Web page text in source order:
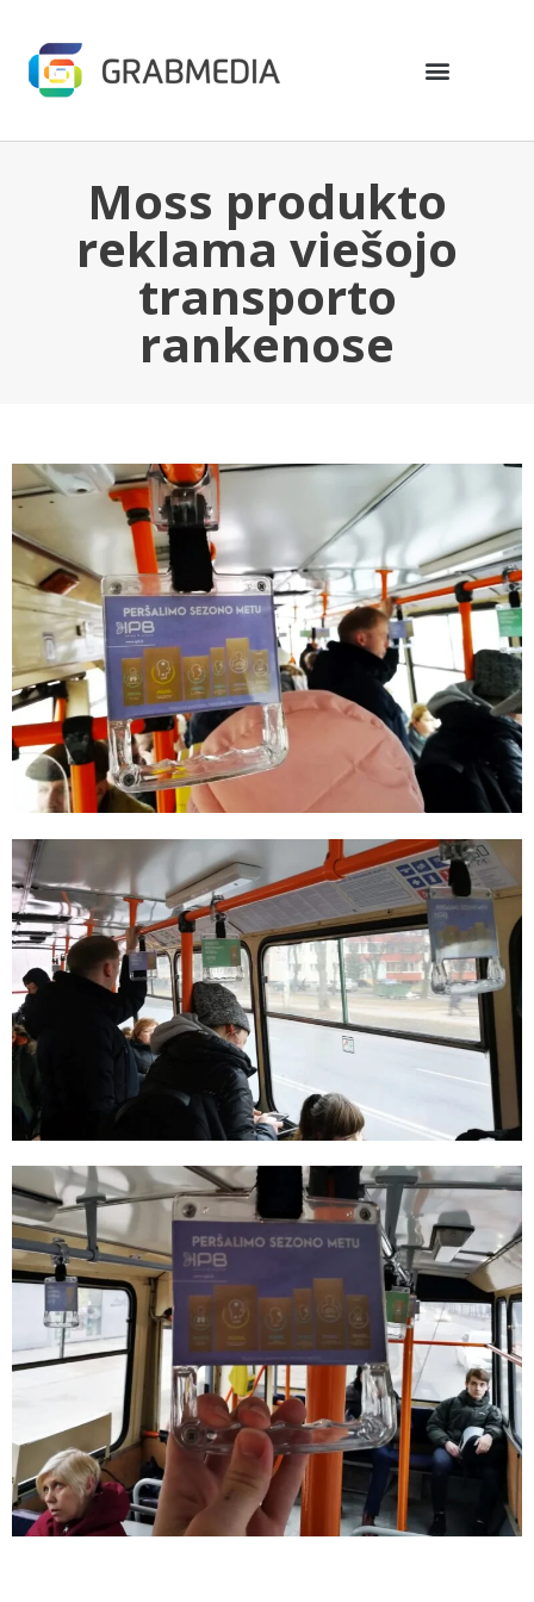
Moss produkto
reklama viešojo
transporto
rankenose